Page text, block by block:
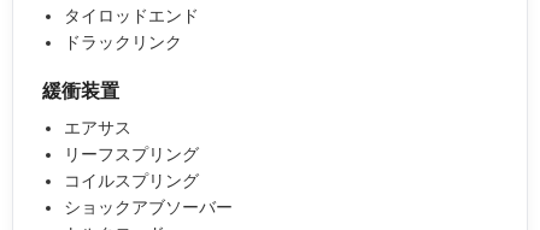
タイロッドエンド
ドラックリンク
緩衝装置
エアサス
リーフスプリング
コイルスプリング
ショックアブソーバー